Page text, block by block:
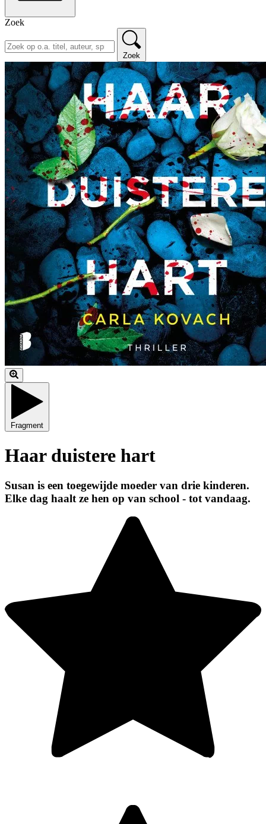
Zoek
Zoek
Fragment
Haar duistere hart
Susan is een toegewijde moeder van drie kinderen.
Elke dag haalt ze hen op van school - tot vandaag.